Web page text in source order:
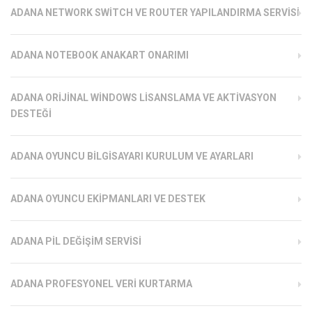
ADANA NETWORK SWITCH VE ROUTER YAPILANDIRMA SERVISI
ADANA NOTEBOOK ANAKART ONARIMI
ADANA ORIJINAL WINDOWS LISANSLAMA VE AKTIVASYON
DESTEĞI
ADANA OYUNCU BILGISAYARI KURULUM VE AYARLARI
ADANA OYUNCU EKIPMANLARI VE DESTEK
ADANA PIL DEĞIŞIM SERVISI
ADANA PROFESYONEL VERI KURTARMA